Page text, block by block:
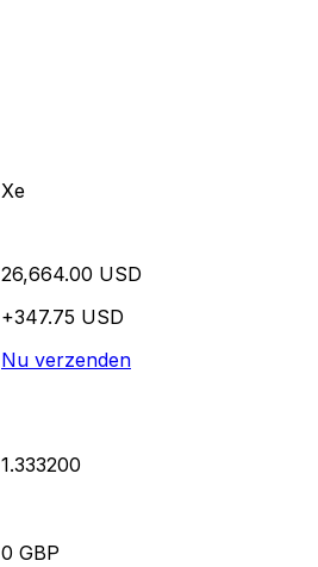
Xe
26,664.00 USD
+347.75 USD
Nu verzenden
1.333200
0 GBP